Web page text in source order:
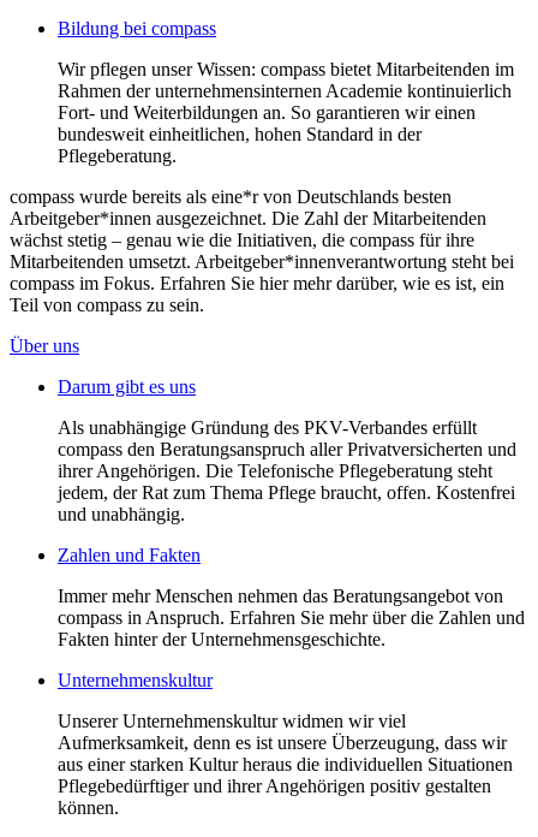
Bildung bei compass
Wir pflegen unser Wissen: compass bietet Mitarbeitenden im
Rahmen der unternehmensinternen Academie kontinuierlich
Fort- und Weiterbildungen an. So garantieren wir einen
bundesweit einheitlichen, hohen Standard in der
Pflegeberatung.
compass wurde bereits als eine*r von Deutschlands besten
Arbeitgeber*innen ausgezeichnet. Die Zahl der Mitarbeitenden
wächst stetig – genau wie die Initiativen, die compass für ihre
Mitarbeitenden umsetzt. Arbeitgeber*innenverantwortung steht bei
compass im Fokus. Erfahren Sie hier mehr darüber, wie es ist, ein
Teil von compass zu sein.
Über uns
Darum gibt es uns
Als unabhängige Gründung des PKV-Verbandes erfüllt
compass den Beratungsanspruch aller Privatversicherten und
ihrer Angehörigen. Die Telefonische Pflegeberatung steht
jedem, der Rat zum Thema Pflege braucht, offen. Kostenfrei
und unabhängig.
Zahlen und Fakten
Immer mehr Menschen nehmen das Beratungsangebot von
compass in Anspruch. Erfahren Sie mehr über die Zahlen und
Fakten hinter der Unternehmensgeschichte.
Unternehmenskultur
Unserer Unternehmenskultur widmen wir viel
Aufmerksamkeit, denn es ist unsere Überzeugung, dass wir
aus einer starken Kultur heraus die individuellen Situationen
Pflegebedürftiger und ihrer Angehörigen positiv gestalten
können.